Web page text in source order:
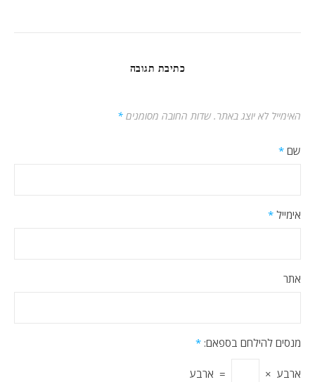
כתיבת תגובה
האימייל לא יוצג באתר. שדות החובה מסומנים *
שם *
אימייל *
אתר
מנסים להילחם בספאם: *
ארבע ×
= ארבע